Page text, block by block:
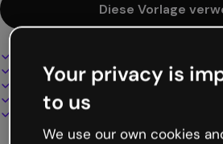
Diese Vorlage
100% anpassbar
Audio, Video und Multimedia
Online präsentieren, teilen oder
Als PDF, MP4 und andere Formate
Your privacy is
to us
We use our own cookies